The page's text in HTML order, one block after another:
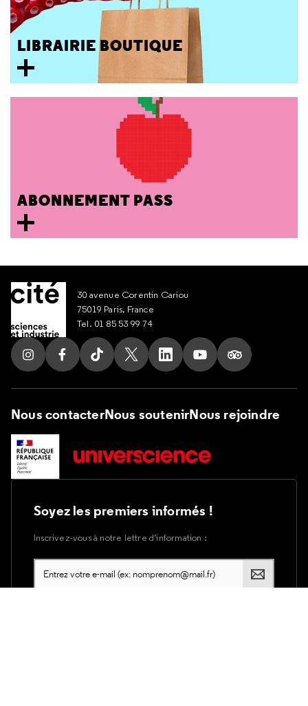
LIBRAIRIE BOUTIQUE
ABONNEMENT PASS
30 avenue Corentin Cariou
75019 Paris, France
Tel. 01 85 53 99 74
Suivez nous sur Instagram
Suivez nous sur Facebook
Suivez nous sur Tik Tok
Suivez nous sur X
Suivez nous sur LinkedIn
Suivez nous sur
Suivez nous
Nous contacterNous soutenirNous rejoindre
Soyez les premiers informés !
Inscrivez-vous à notre lettre d’information :